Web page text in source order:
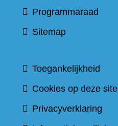
Programmaraad
Sitemap
Toegankelijkheid
Cookies op deze site
Privacyverklaring